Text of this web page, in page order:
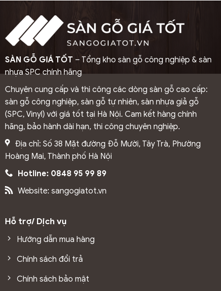
nghiệp là gì?
Chất lượng sàn gỗ công nghiệp được đánh giá thông
qua nhiều tiêu chuẩn khác nhau, giúp người tiêu dùng lựa
chọn sản phẩm phù hợp và đảm bảo tính bền vững cho
không gian sống.
Chất lượng lõi:Đây là yếu tố cốt lõi quyết định độ
bền sàn gỗ. Tỷ trọng cao giúp chịu lực tốt, hạn chế
đảm bảo ổn định và giữ thẩm mỹ lâu dài.
yếu tố quan trọng ảnh hưởng đến khả năng bảo vệ
sàn gỗ. Lớp phủ càng dày, khả năng chống trầy xước
giác chân thật và nâng cao tính thẩm mỹ cho không
gian.
SÀN GỖ GIÁ TỐT – Tổng kho sàn gỗ công nghiệp & sàn
nhựa SPC chính hãng
Chuyên cung cấp và thi công các dòng sàn gỗ cao cấp:
sàn gỗ công nghiệp, sàn gỗ tự nhiên, sàn nhựa giả gỗ
(SPC, Vinyl) với giá tốt tại Hà Nội. Cam kết hàng chính
hãng, bảo hành dài hạn, thi công chuyên nghiệp.
Địa chỉ: Số 38 Mặt đường Đỗ Mười, Tây Trà, Phường
Hoàng Mai, Thành phố Hà Nội
Hotline: 0848 95 99 89
Website: sangogiatot.vn
Hỗ trợ/ Dịch vụ
Hướng dẫn mua hàng
Chính sách đổi trả
Chính sách bảo mật